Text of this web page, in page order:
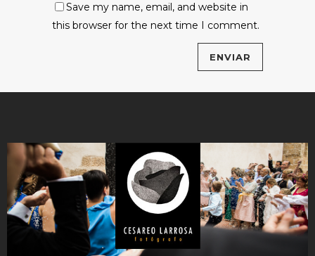
Save my name, email, and website in
this browser for the next time I comment.